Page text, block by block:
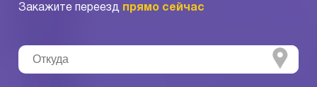
Закажите переезд прямо сейчас